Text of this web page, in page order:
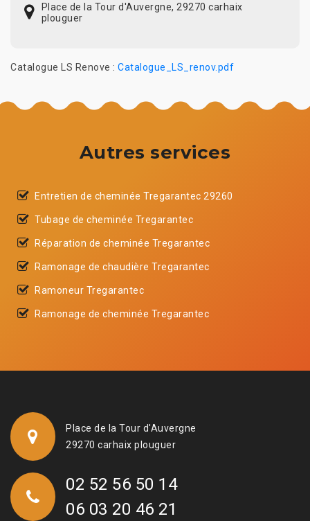
Place de la Tour d'Auvergne, 29270 carhaix
plouguer
Catalogue LS Renove : Catalogue_LS_renov.pdf
Autres services
Entretien de cheminée Tregarantec 29260
Tubage de cheminée Tregarantec
Réparation de cheminée Tregarantec
Ramonage de chaudière Tregarantec
Ramoneur Tregarantec
Ramonage de cheminée Tregarantec
Place de la Tour d'Auvergne
29270 carhaix plouguer
02 52 56 50 14
06 03 20 46 21